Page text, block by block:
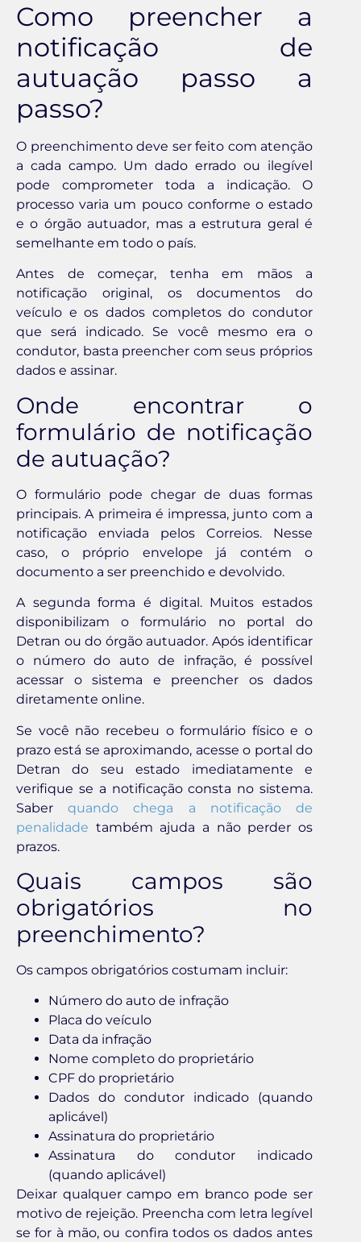
Como preencher a
notificação de
autuação passo a
passo?
O preenchimento deve ser feito com atenção
a cada campo. Um dado errado ou ilegível
pode comprometer toda a indicação. O
processo varia um pouco conforme o estado
e o órgão autuador, mas a estrutura geral é
semelhante em todo o país.
Antes de começar, tenha em mãos a
notificação original, os documentos do
veículo e os dados completos do condutor
que será indicado. Se você mesmo era o
condutor, basta preencher com seus próprios
dados e assinar.
Onde encontrar o
formulário de notificação
de autuação?
O formulário pode chegar de duas formas
principais. A primeira é impressa, junto com a
notificação enviada pelos Correios. Nesse
caso, o próprio envelope já contém o
documento a ser preenchido e devolvido.
A segunda forma é digital. Muitos estados
disponibilizam o formulário no portal do
Detran ou do órgão autuador. Após identificar
o número do auto de infração, é possível
acessar o sistema e preencher os dados
diretamente online.
Se você não recebeu o formulário físico e o
prazo está se aproximando, acesse o portal do
Detran do seu estado imediatamente e
verifique se a notificação consta no sistema.
Saberquando chega a notificação de
penalidade também ajuda a não perder os
prazos.
Quais campos são
obrigatórios no
preenchimento?
Os campos obrigatórios costumam incluir:
Número do auto de infração
Placa do veículo
Data da infração
Nome completo do proprietário
CPF do proprietário
Dados do condutor indicado (quando
aplicável)
Assinatura do proprietário
Assinatura do condutor indicado
(quando aplicável)
Deixar qualquer campo em branco pode ser
motivo de rejeição. Preencha com letra legível
se for à mão, ou confira todos os dados antes